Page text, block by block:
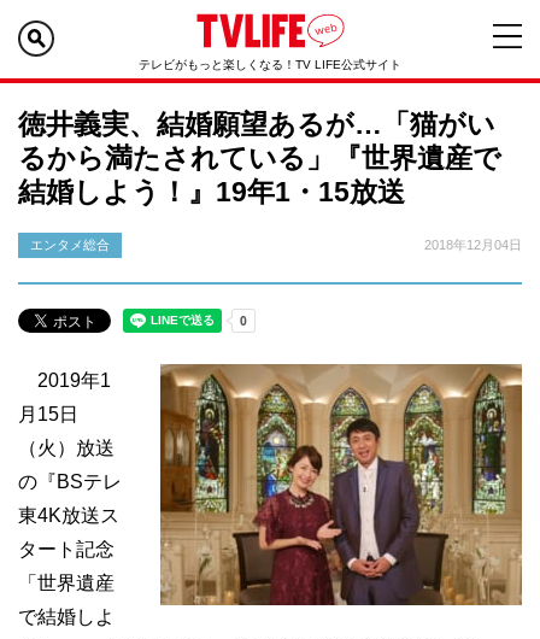
テレビがもっと楽しくなる！TV LIFE公式サイト
徳井義実、結婚願望あるが…「猫がい
るから満たされている」『世界遺産で
結婚しよう！』19年1・15放送
エンタメ総合 2018年12月04日
2019年1
月15日
（火）放送
の『BSテレ
東4K放送ス
タート記念
「世界遺産
で結婚しよ